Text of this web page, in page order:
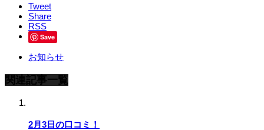
Tweet
Share
RSS
Save
お知らせ
関連記事一覧
2月3日の口コミ！